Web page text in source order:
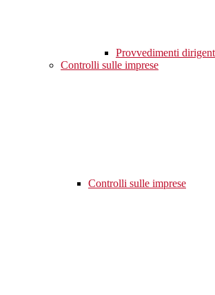
Provvedimenti
Controlli sulle imprese
Controlli sulle imprese